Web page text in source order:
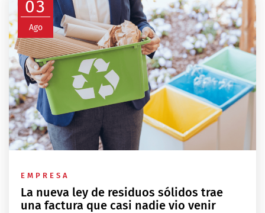
03
Ago
EMPRESA
La nueva ley de residuos sólidos trae
una factura que casi nadie vio venir